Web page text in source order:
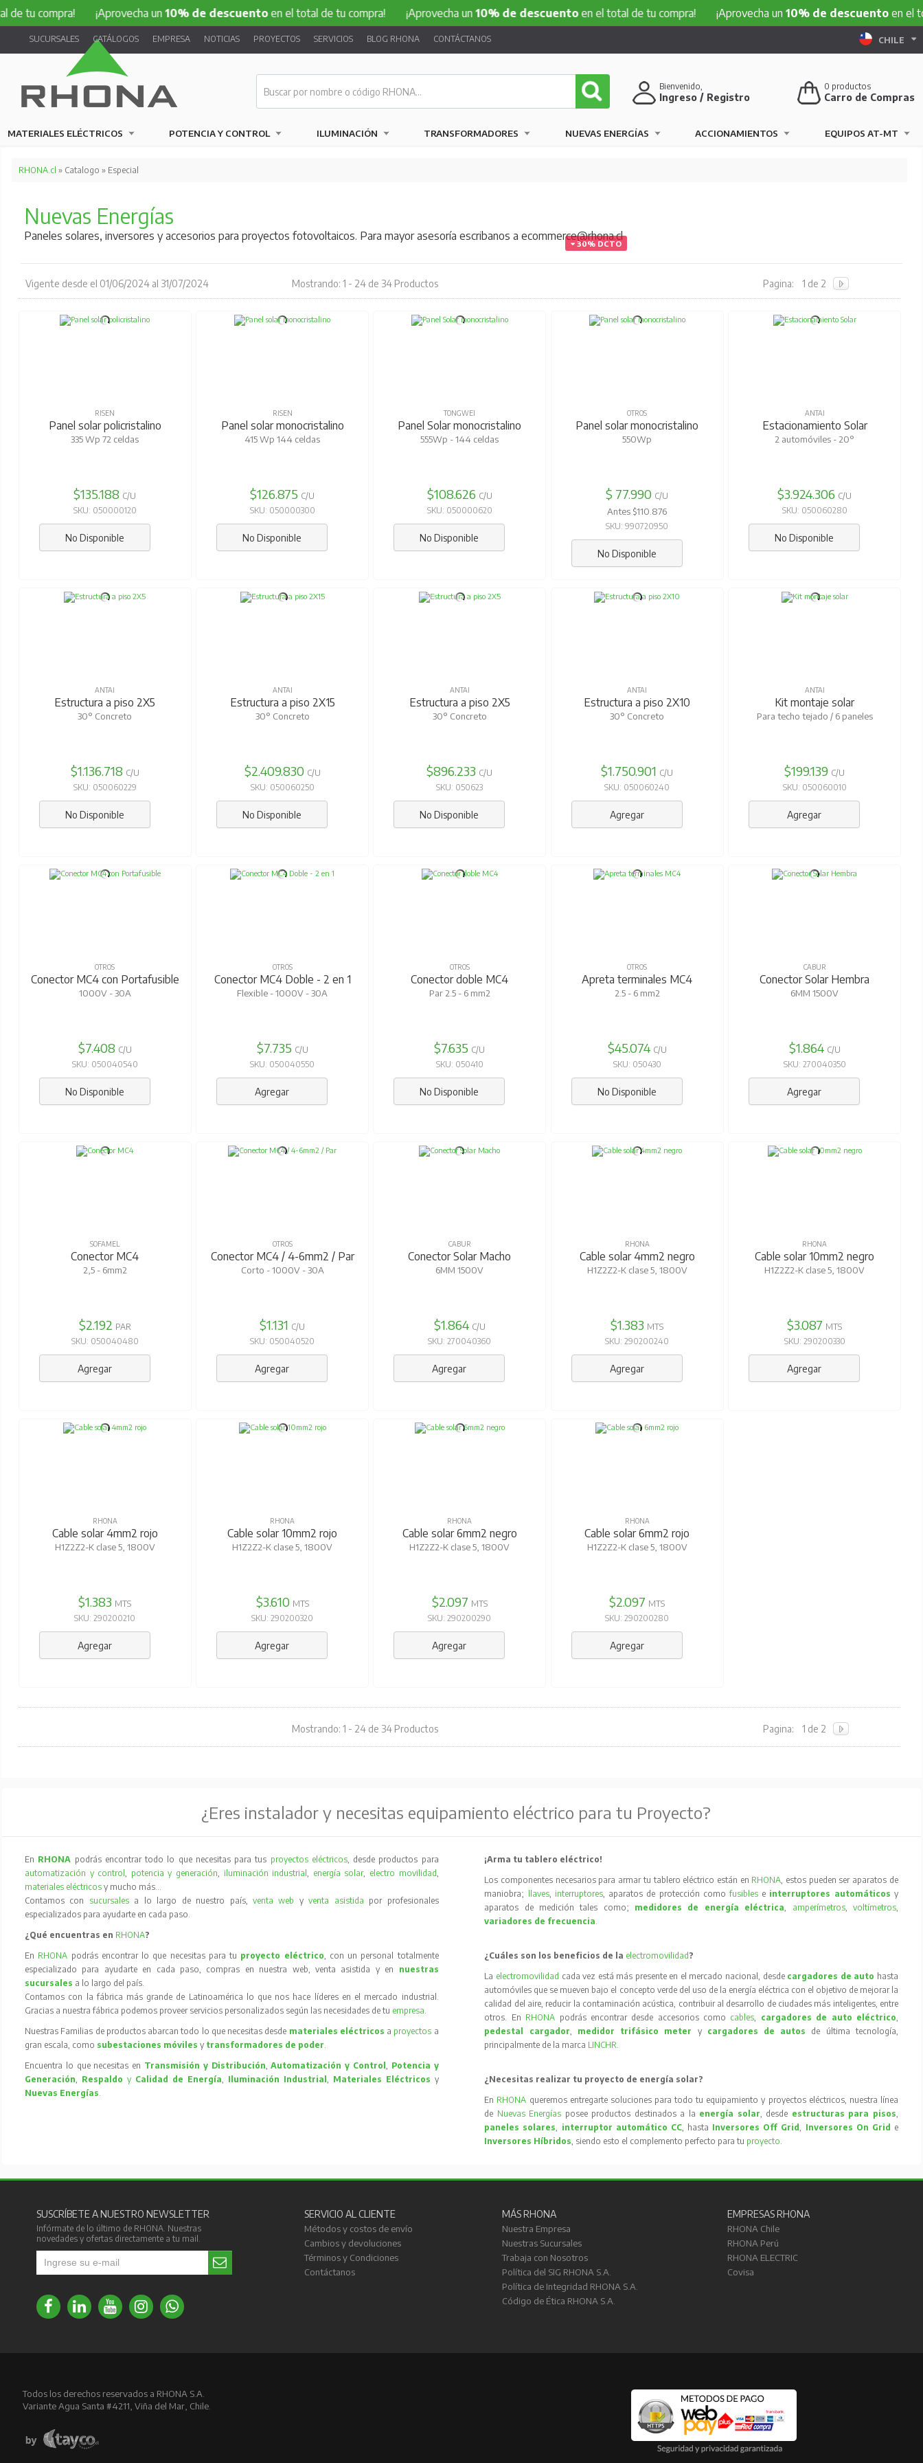
¡Aprovecha un10% de descuentoen el total de tu compra! ¡Aprovecha un10% de descuentoen el total de tu compra! ¡Aprovecha un10% de descuentoen el total de tu
SUCURSALES CATÁLOGOS EMPRESA NOTICIAS PROYECTOS SERVICIOS BLOG RHONA CONTÁCTANOS CHILE
0 productos
Carro de Compras
Bienvenido,
Ingreso / Registro
MATERIALES ELÉCTRICOS POTENCIA Y CONTROL ILUMINACIÓN TRANSFORMADORES NUEVAS ENERGÍAS ACCIONAMIENTOS EQUIPOS AT-MT
RHONA.cl » Catalogo » Especial
Nuevas Energías
Paneles solares, inversores y accesorios para proyectos fotovoltaicos. Para mayor asesoría escribanos a ecommerce@rhona.cl
Vigente desde el 01/06/2024 al 31/07/2024 Mostrando: 1 - 24 de 34 Productos Pagina: 1 de 2
RISEN
Panel solar policristalino
335 Wp 72 celdas
$135.188 C/U
SKU: 050000120
No Disponible
RISEN
Panel solar monocristalino
415 Wp 144 celdas
$126.875 C/U
SKU: 050000300
No Disponible
TONGWEI
Panel Solar monocristalino
555Wp - 144 celdas
$108.626 C/U
SKU: 050000620
No Disponible
30% DCTO
OTROS
Panel solar monocristalino
550Wp
$ 77.990 C/U
Antes $110.876
SKU: 990720950
No Disponible
ANTAI
Estacionamiento Solar
2 automóviles - 20°
$3.924.306 C/U
SKU: 050060280
No Disponible
ANTAI
Estructura a piso 2X5
30° Concreto
$1.136.718 C/U
SKU: 050060229
No Disponible
ANTAI
Estructura a piso 2X15
30° Concreto
$2.409.830 C/U
SKU: 050060250
No Disponible
ANTAI
Estructura a piso 2X5
30° Concreto
$896.233 C/U
SKU: 050623
No Disponible
ANTAI
Estructura a piso 2X10
30° Concreto
$1.750.901 C/U
SKU: 050060240
Agregar
ANTAI
Kit montaje solar
Para techo tejado / 6 paneles
$199.139 C/U
SKU: 050060010
Agregar
OTROS
Conector MC4 con Portafusible
1000V - 30A
$7.408 C/U
SKU: 050040540
No Disponible
OTROS
Conector MC4 Doble - 2 en 1
Flexible - 1000V - 30A
$7.735 C/U
SKU: 050040550
Agregar
OTROS
Conector doble MC4
Par 2.5 - 6 mm2
$7.635 C/U
SKU: 050410
No Disponible
OTROS
Apreta terminales MC4
2.5 - 6 mm2
$45.074 C/U
SKU: 050430
No Disponible
CABUR
Conector Solar Hembra
6MM 1500V
$1.864 C/U
SKU: 270040350
Agregar
SOFAMEL
Conector MC4
2,5 - 6mm2
$2.192 PAR
SKU: 050040480
Agregar
OTROS
Conector MC4 / 4-6mm2 / Par
Corto - 1000V - 30A
$1.131 C/U
SKU: 050040520
Agregar
CABUR
Conector Solar Macho
6MM 1500V
$1.864 C/U
SKU: 270040360
Agregar
RHONA
Cable solar 4mm2 negro
H1Z2Z2-K clase 5, 1800V
$1.383 MTS
SKU: 290200240
Agregar
RHONA
Cable solar 10mm2 negro
H1Z2Z2-K clase 5, 1800V
$3.087 MTS
SKU: 290200330
Agregar
RHONA
Cable solar 4mm2 rojo
H1Z2Z2-K clase 5, 1800V
$1.383 MTS
SKU: 290200210
Agregar
RHONA
Cable solar 10mm2 rojo
H1Z2Z2-K clase 5, 1800V
$3.610 MTS
SKU: 290200320
Agregar
RHONA
Cable solar 6mm2 negro
H1Z2Z2-K clase 5, 1800V
$2.097 MTS
SKU: 290200290
Agregar
RHONA
Cable solar 6mm2 rojo
H1Z2Z2-K clase 5, 1800V
$2.097 MTS
SKU: 290200280
Agregar
Mostrando: 1 - 24 de 34 Productos Pagina: 1 de 2
¿Eres instalador y necesitas equipamiento eléctrico para tu Proyecto?
En RHONA podrás encontrar todo lo que necesitas para tus proyectos eléctricos, desde productos para
automatización y control, potencia y generación, iluminación industrial, energía solar, electro movilidad,
materiales eléctricos y mucho más…
Contamos con sucursales a lo largo de nuestro país, venta web yventa asistida por profesionales
especializados para ayudarte en cada paso.
¿Qué encuentras en RHONA?
En RHONA podrás encontrar lo que necesitas para tu proyecto eléctrico, con un personal totalmente
especializado para ayudarte en cada paso, compras en nuestra web, venta asistida y en nuestras
sucursales a lo largo del país.
Contamos con la fábrica más grande de Latinoamérica lo que nos hace líderes en el mercado industrial.
Gracias a nuestra fábrica podemos proveer servicios personalizados según las necesidades de tu empresa.
Nuestras Familias de productos abarcan todo lo que necesitas desde materiales eléctricos a proyectos a
gran escala, como subestaciones móvilesy transformadores de poder.
Encuentra lo que necesitas en Transmisión y Distribución,Automatización y Control, Potencia y
Generación, Respaldo y Calidad de Energía, Iluminación Industrial , Materiales Eléctricos y
Nuevas Energías.
¡Arma tu tablero eléctrico!
Los componentes necesarios para armar tu tablero eléctrico están en RHONA, estos pueden ser aparatos de
maniobra;
llaves, interruptores, aparatos de protección comofusibles e interruptores automáticos y
aparatos de medición tales como; medidores de energía eléctrica, amperímetros, voltímetros,
variadores de frecuencia.
¿Cuáles son los beneficios de la electromovilidad ?
La electromovilidad cada vez está más presente en el mercado nacional, desde cargadores de auto hasta
automóviles que se mueven bajo el concepto verde del uso de la energía eléctrica con el objetivo de mejorar la
calidad del aire, reducir la contaminación acústica, contribuir al desarrollo de ciudades más inteligentes, entre
otros. En RHONA podrás encontrar desde accesorios como cables, cargadores de auto eléctrico,
pedestal cargador, medidor trifásico meter y cargadores de autos
de última tecnología,
principalmente de la marca LINCHR.
¿Necesitas realizar tu proyecto de energía solar?
En RHONA queremos entregarte soluciones para todo tu equipamiento y proyectos eléctricos, nuestra línea
de Nuevas Energías posee productos destinados a la energía solar, desde estructuras para pisos,
paneles solares, interruptor automático CC, hasta Inversores Off Grid, Inversores On Grid e
Inversores Híbridos, siendo esto el complemento perfecto para tu proyecto.
SUSCRÍBETE A NUESTRO NEWSLETTER
Infórmate de lo último de RHONA. Nuestras
novedades y ofertas directamente a tu mail.
SERVICIO AL CLIENTE
Métodos y costos de envío
Cambios y devoluciones
Términos y Condiciones
Contáctanos
MÁS RHONA
Nuestra Empresa
Nuestras Sucursales
Trabaja con Nosotros
Política del SIG RHONA S.A.
Política de Integridad RHONA S.A.
Código de Ética RHONA S.A.
EMPRESAS RHONA
RHONA Chile
RHONA Perú
RHONA ELECTRIC
Covisa
Todos los derechos reservados a RHONA S.A.
Variante Agua Santa #4211, Viña del Mar, Chile.